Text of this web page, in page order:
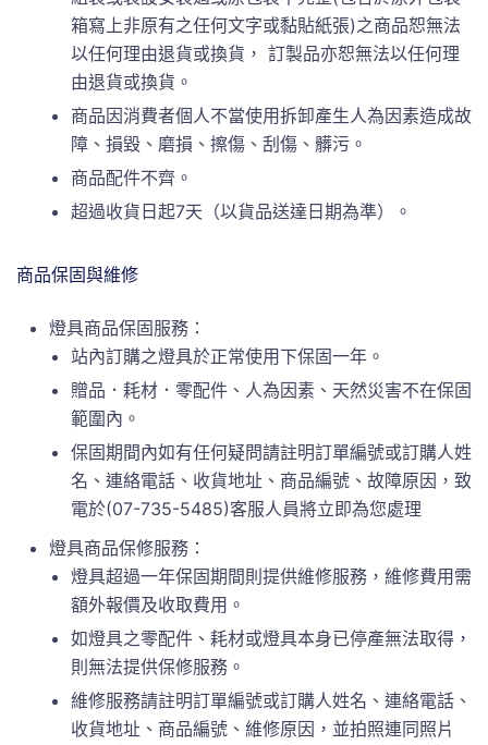
箱寫上非原有之任何文字或黏貼紙張)之商品恕無法
以任何理由退貨或換貨， 訂製品亦恕無法以任何理
由退貨或換貨。
商品因消費者個人不當使用拆卸產生人為因素造成故
障、損毀、磨損、擦傷、刮傷、髒污。
商品配件不齊。
超過收貨日起7天（以貨品送達日期為準）。
商品保固與維修
燈具商品保固服務：
站內訂購之燈具於正常使用下保固一年。
贈品．耗材．零配件、人為因素、天然災害不在保固
範圍內。
保固期間內如有任何疑問請註明訂單編號或訂購人姓
名、連絡電話、收貨地址、商品編號、故障原因，致
電於(07-735-5485)客服人員將立即為您處理
燈具商品保修服務：
燈具超過一年保固期間則提供維修服務，維修費用需
額外報價及收取費用。
如燈具之零配件、耗材或燈具本身已停產無法取得，
則無法提供保修服務。
維修服務請註明訂單編號或訂購人姓名、連絡電話、
收貨地址、商品編號、維修原因，並拍照連同照片